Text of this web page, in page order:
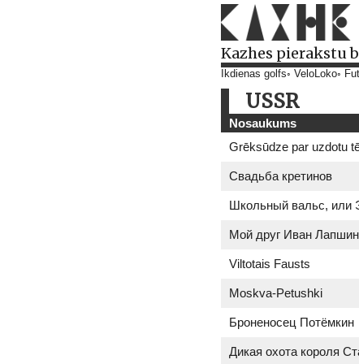
Kazhes pierakstu
Ikdienas golfs VeloLoko
USSR
Nosaukums
Grēksūdze par uzdotu
Свадьба кретинов
Школьный вальс, или
Мой друг Иван Лапшин
Viltotais Fausts
Moskva-Petushki
Броненосец Потёмкин
Дикая охота короля